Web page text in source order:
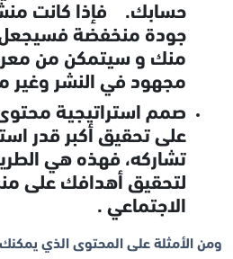
حسابك. فإذا كانت
جودة منخفضة فسيجعل
منك و سيتمكن من
مجهود في النشر وغير
صمم استراتيجية
على تحقيق أكبر قدر
تشاركه، فهذه هي
لتحقيق أهدافك على
الاجتماعي .
ومن الأمثلة على المحتوى الذي